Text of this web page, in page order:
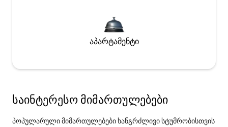
აპარტამენტი
საინტერესო მიმართულებები
პოპულარული მიმართულებები ხანგრძლივი სტუმრობისთვის